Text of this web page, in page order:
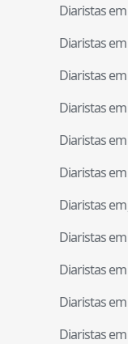
Diaristas em
Diaristas em
Diaristas em
Diaristas em
Diaristas em
Diaristas em
Diaristas em
Diaristas em
Diaristas em
Diaristas em
Diaristas em